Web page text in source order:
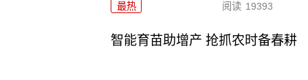
最热 阅读 19393
智能育苗助增产 抢抓农时备春耕